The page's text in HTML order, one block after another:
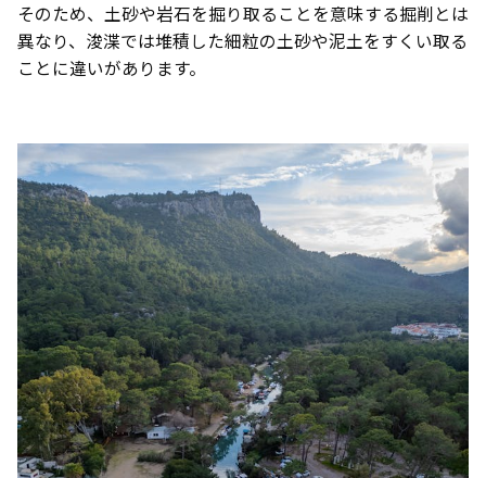
そのため、土砂や岩石を掘り取ることを意味する掘削とは
異なり、浚渫では堆積した細粒の土砂や泥土をすくい取る
ことに違いがあります。